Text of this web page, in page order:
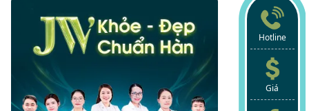
Hotline
Giá